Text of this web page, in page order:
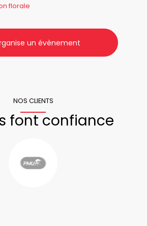
florale
un évènement
NOS CLIENTS
font confiance